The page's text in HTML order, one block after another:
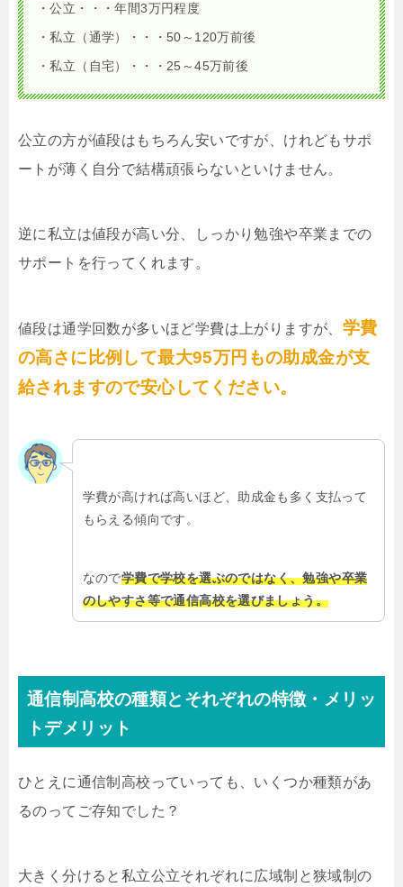
・公立・・・年間3万円程度
・私立（通学）・・・50～120万前後
・私立（自宅）・・・25～45万前後
公立の方が値段はもちろん安いですが、けれどもサポ
ートが薄く自分で結構頑張らないといけません。
逆に私立は値段が高い分、しっかり勉強や卒業までの
サポートを行ってくれます。
値段は通学回数が多いほど学費は上がりますが、 学費
の高さに比例して最大95万円もの助成金が支
給されますので安心してください。
学費が高ければ高いほど、助成金も多く支払って
もらえる傾向です。
なので学費で学校を選ぶのではなく、勉強や卒業
のしやすさ等で通信高校を選びましょう。
通信制高校の種類とそれぞれの特徴・メリッ
トデメリット
ひとえに通信制高校っていっても、いくつか種類があ
るのってご存知でした？
大きく分けると私立公立それぞれに広域制と狭域制の